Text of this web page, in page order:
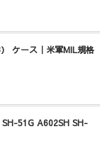
ケース｜米軍MIL規格
51G A602SH SH-